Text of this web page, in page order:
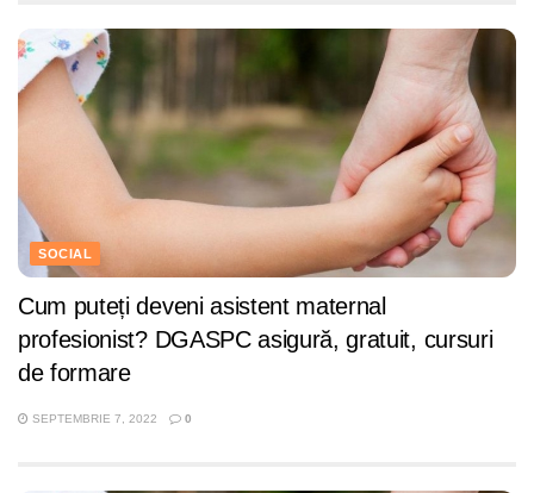
SOCIAL
Cum puteți deveni asistent maternal
profesionist? DGASPC asigură, gratuit, cursuri
de formare
SEPTEMBRIE 7, 2022 0